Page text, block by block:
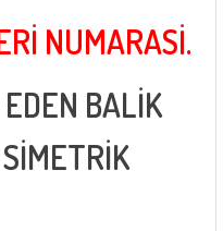
NUMARASİ.
BALİK